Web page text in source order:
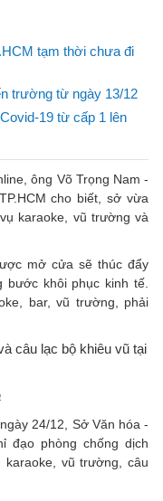
tạm thời chưa đi
trường từ ngày 13/12
19 từ cấp 1 lên
ông Võ Trọng Nam -
cho biết, sở vừa
karaoke, vũ trường và
mở cửa sẽ thúc đẩy
bước khôi phục kinh tế.
bar, vũ trường, phải
24/12, Sở Văn hóa -
đạo phòng chống dịch
karaoke, vũ trường, câu